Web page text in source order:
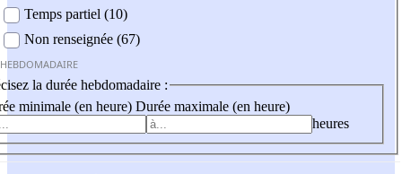
Temps partiel (10)
Non renseignée (67)
la durée hebdomadaire :
minimale (en heure) Durée maximale (en heure)
heures